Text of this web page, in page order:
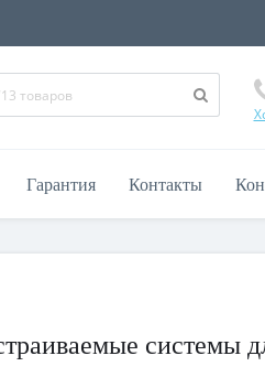
Гарантия Контакты
системы